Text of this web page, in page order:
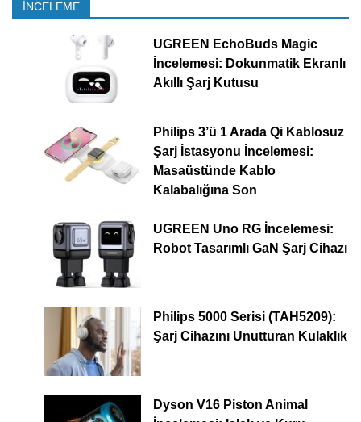
İNCELEME
UGREEN EchoBuds Magic
İncelemesi: Dokunmatik Ekranlı
Akıllı Şarj Kutusu
Philips 3’ü 1 Arada Qi Kablosuz
Şarj İstasyonu İncelemesi:
Masaüstünde Kablo
Kalabalığına Son
UGREEN Uno RG İncelemesi:
Robot Tasarımlı GaN Şarj Cihazı
Philips 5000 Serisi (TAH5209):
Şarj Cihazını Unutturan Kulaklık
Dyson V16 Piston Animal